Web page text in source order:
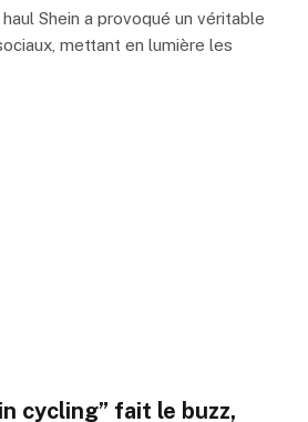
Shein a provoqué un véritable
mettant en lumière les
cycling” fait le buzz,